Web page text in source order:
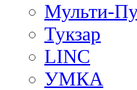
Мульти-
Тукзар
LINC
УМКА